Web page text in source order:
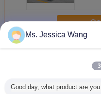
PlusÉquipement d'essai
Ms. Jessica Wang
Good day, what product are